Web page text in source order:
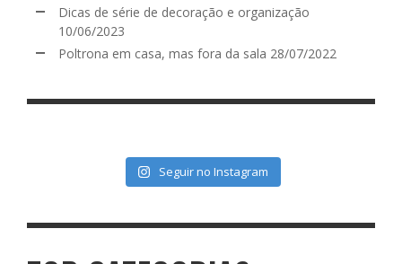
Dicas de série de decoração e organização
10/06/2023
Poltrona em casa, mas fora da sala 28/07/2022
Seguir no Instagram